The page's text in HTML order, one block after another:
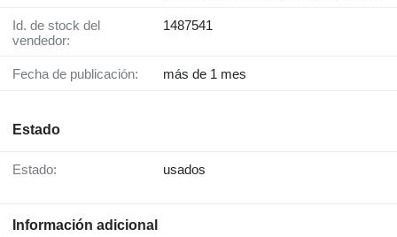
Id. de stock del
vendedor:
1487541
Fecha de publicación: más de 1 mes
Estado
Estado: usados
Información adicional